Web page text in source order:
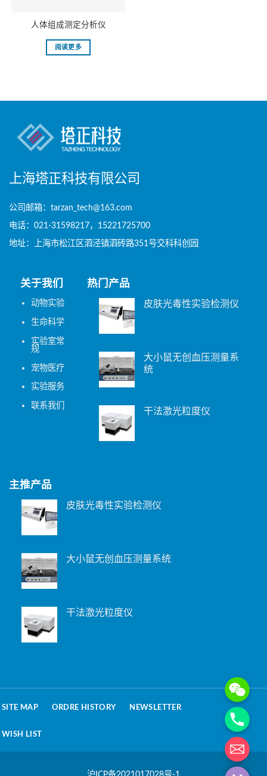
人体组成测定分析仪
阅读更多
上海塔正科技有限公司
公司邮箱：tarzan_tech@163.com
电话：021-31598217，15221725700
地址：上海市松江区泗泾镇泗砖路351号交科科创园
关于我们
动物实验
生命科学
实验室常
规
宠物医疗
实验服务
联系我们
热门产品
皮肤光毒性实验检测仪
大小鼠无创血压测量系
统
干法激光粒度仪
主推产品
皮肤光毒性实验检测仪
大小鼠无创血压测量系统
干法激光粒度仪
SITE MAP ORDRE HISTORY NEWSLETTER
WISH LIST
WeChat:
Phone
电子邮箱地址